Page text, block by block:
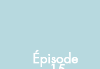
Épisode